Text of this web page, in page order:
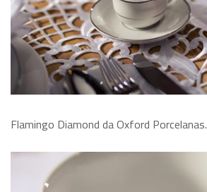
Flamingo Diamond da Oxford Porcelanas.